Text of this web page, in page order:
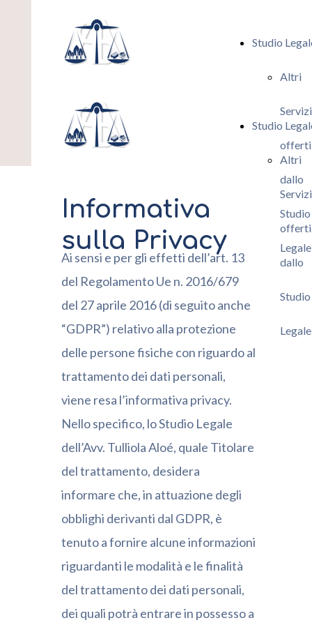
Studio
Altri
Servizi
offerti
dallo
Studio
Legale
Studio
Altri
Servizi
offerti
dallo
Studio
Legale
Informativa
sulla Privacy
Ai sensi e per gli effetti dell’art. 13
del Regolamento Ue n. 2016/679
del 27 aprile 2016 (di seguito anche
“GDPR”) relativo alla protezione
delle persone fisiche con riguardo al
trattamento dei dati personali,
viene resa l’informativa privacy.
Nello specifico, lo Studio Legale
dell’Avv. Tulliola Aloé, quale Titolare
del trattamento, desidera
informare che, in attuazione degli
obblighi derivanti dal GDPR, è
tenuto a fornire alcune informazioni
riguardanti le modalità e le finalità
del trattamento dei dati personali,
dei quali potrà entrare in possesso a